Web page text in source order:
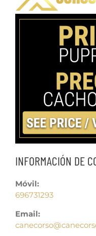
INFORMACIÓN DE
Móvil:
696731293
Email: